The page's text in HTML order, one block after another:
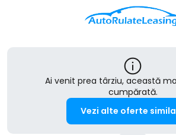
Ai venit prea târziu, această
cumpărată.
Vezi alte oferte